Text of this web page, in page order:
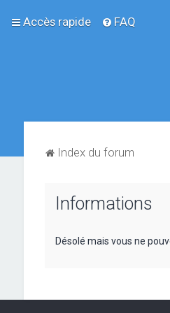
Accès rapide FAQ
Index du forum
Informations
Désolé mais vous ne